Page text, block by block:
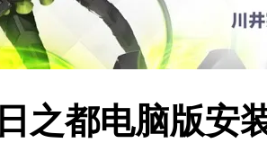
之都电脑版安